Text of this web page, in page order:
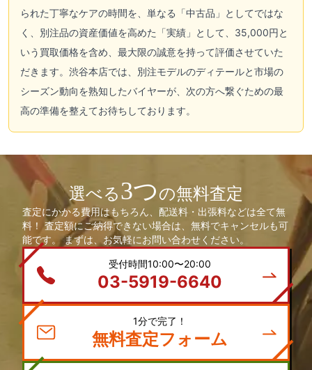
られた丁寧なケアの時間を、単なる「中古品」としてではな
く、別注品の資産価値を高めた「実績」として、35,000円と
いう買取価格を含め、最大限の誠意を持って評価させていた
だきます。渋谷本店では、別注モデルのディテールと市場の
シーズン動向を熟知したバイヤーが、次の方へ繋ぐための最
高の準備を整えてお待ちしております。
選べる3つの無料査定
査定にかかる費用はもちろん、配送料・出張料などは全て無
料！ 査定額にご納得できない場合は、無料でキャンセルも可
能です。 まずは、お気軽にお問い合わせください。
受付時間10:00〜20:00
03-5919-6640
1分で完了！
無料査定フォーム